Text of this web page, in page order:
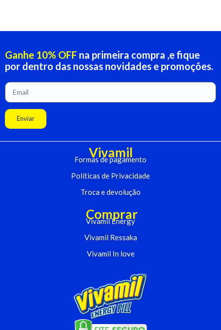
Ganhe 10% OFF na primeira compra ,e fique
por dentro das nossas novidades e promoções.
Enviar
Vivamil
Formas de pagamento
Políticas de Privacidade
Troca e devolução
Comprar
Vivamil Energy
Vivamil Ressaka
Vivamil In love